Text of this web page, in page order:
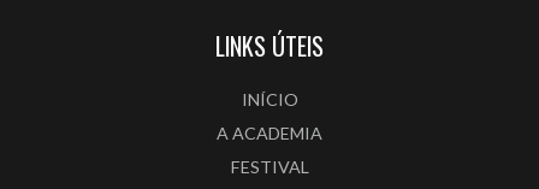
LINKS ÚTEIS
INÍCIO
A ACADEMIA
FESTIVAL